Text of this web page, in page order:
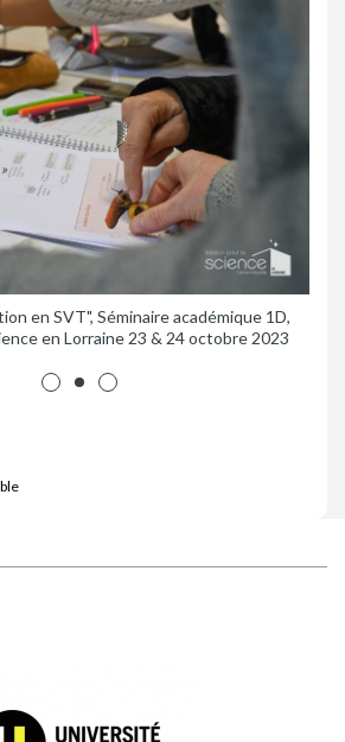
en SVT", Séminaire académique 1D,
en Lorraine 23 & 24 octobre 2023